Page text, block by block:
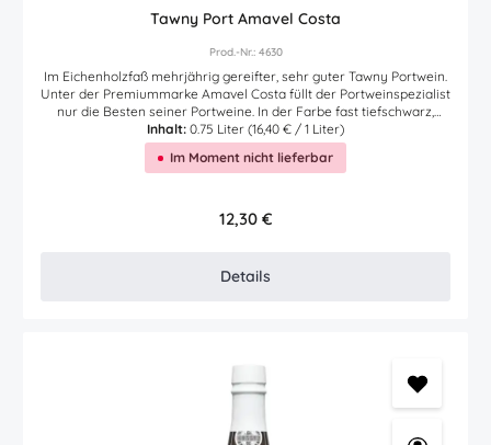
Tawny Port Amavel Costa
Prod.-Nr.: 4630
Im Eichenholzfaß mehrjährig gereifter, sehr guter Tawny Portwein.
Unter der Premiummarke Amavel Costa füllt der Portweinspezialist
nur die Besten seiner Portweine. In der Farbe fast tiefschwarz,
begeistert dieser wunderbare Tawny Portwein durch feine Aromen
von Erdbeeren, Kirschen und zarter Schokolade. Im Mund und am
Gaumen feine frische Süße mit Aromen von Kirschen, Erdbeeren,
Geschmack von Dörrobst und Schokolade. Die ideale Servier- und
Schokolade, Espresso, Kuchen oder auch sehr fein zu Käse.
Auszeichnungen: Premios Vindouro: Silber
Inhalt: 0.75 Liter (16,40 € / 1 Liter)
Im Moment nicht lieferbar
Regulärer Preis:
12,30 €
Details